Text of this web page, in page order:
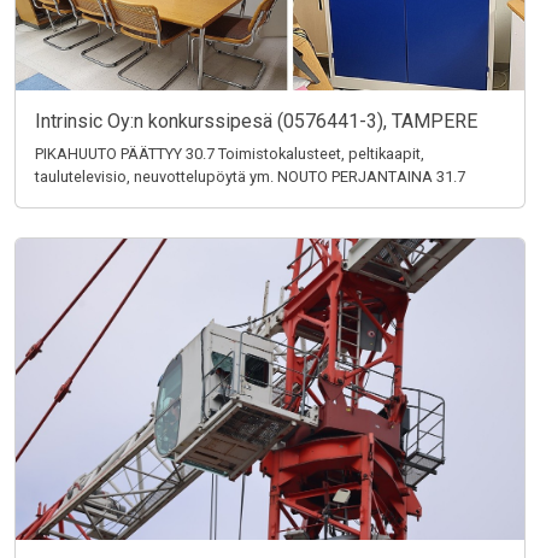
Intrinsic Oy:n konkurssipesä (0576441-3), TAMPERE
PIKAHUUTO PÄÄTTYY 30.7 Toimistokalusteet, peltikaapit,
taulutelevisio, neuvottelupöytä ym. NOUTO PERJANTAINA 31.7